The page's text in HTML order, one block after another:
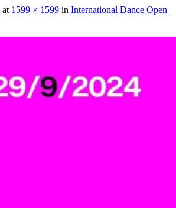
at 1599 × 1599 in International Dance Open